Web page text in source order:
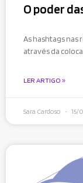
O poder
As hashtags nas
através da
LER ARTIGO »
Sara Cardoso 15/